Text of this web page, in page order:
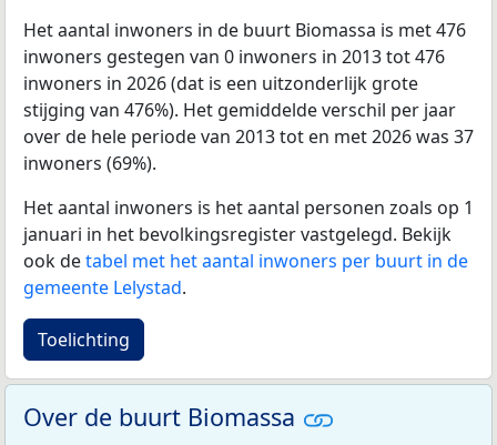
Het aantal inwoners in de buurt Biomassa is met 476
inwoners gestegen van 0 inwoners in 2013 tot 476
inwoners in 2026 (dat is een uitzonderlijk grote
stijging van 476%). Het gemiddelde verschil per jaar
over de hele periode van 2013 tot en met 2026 was 37
inwoners (69%).
Het aantal inwoners is het aantal personen zoals op 1
januari in het bevolkingsregister vastgelegd. Bekijk
ook detabel met het aantal inwoners per buurt in de
gemeente Lelystad.
Toelichting
Over de buurt Biomassa